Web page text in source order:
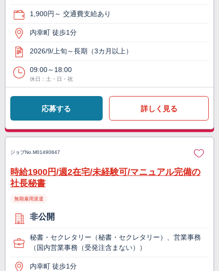
1,900円～ 交通費支給あり
内幸町 徒歩1分
2026/9/上旬～長期（3カ月以上）
09:00～18:00
休日：土・日・祝
応募する 詳しく見る
ジョブNo. M01490847
時給1900円/週2在宅/未経験可/マニュアル完備の
社長秘書
無期雇用派遣
非公開
秘書・セクレタリー（秘書・セクレタリー）、営業事務
（国内営業事務（受発注含まない））
内幸町 徒歩1分